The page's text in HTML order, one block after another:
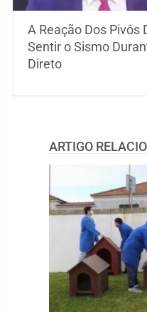
A Reação Dos Pivôs
Sentir o Sismo
Direto
ARTIGO